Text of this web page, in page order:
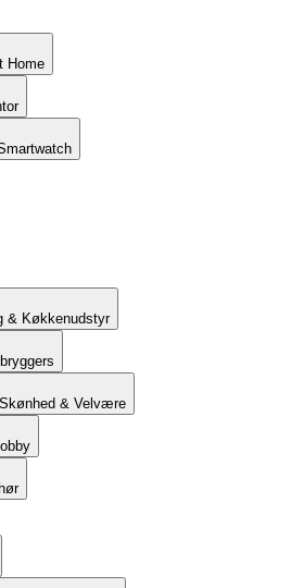
Home
& Køkkenudstyr
& Velvære